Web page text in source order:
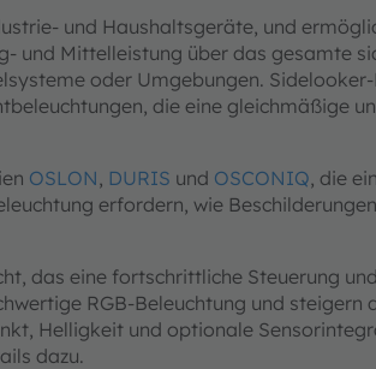
und Haushaltsgeräte, und
und Mittelleistung über das gesamte
oder Umgebungen. Sidelooker-
die eine gleichmäßige
OSLON DURIS und OSCONIQ , die
erfordern, wie
das eine fortschrittliche Steuerung
RGB-Beleuchtung und
Helligkeit und optionale
dazu.